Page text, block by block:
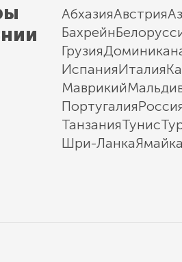
АбхазияАвстрия
Бахрейн
Грузия
ИспанияИталия
Маврикий
Португалия
ТанзанияТунис
Шри-ЛанкаЯмайка